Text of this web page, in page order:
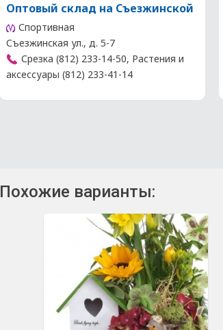
Оптовый склад на Съезжинской
Спортивная
Съезжинская ул., д. 5-7
Срезка (812) 233-14-50, Растения и
аксессуары (812) 233-41-14
Похожие варианты: